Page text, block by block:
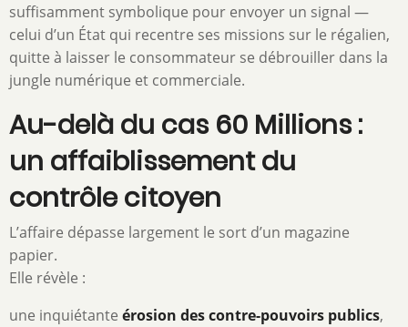
suffisamment symbolique pour envoyer un signal —
celui d’un État qui recentre ses missions sur le régalien,
quitte à laisser le consommateur se débrouiller dans la
jungle numérique et commerciale.
Au-delà du cas 60 Millions :
un affaiblissement du
contrôle citoyen
L’affaire dépasse largement le sort d’un magazine
papier.
Elle révèle :
une inquiétante érosion des contre-pouvoirs publics,